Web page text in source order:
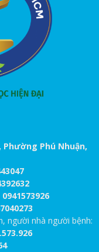
Phường Phú Nhuận,
0941573926
người nhà người bệnh: